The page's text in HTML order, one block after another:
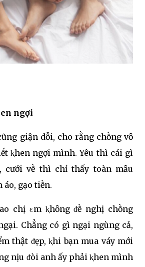
ngợi
giận dỗi, cho rằng chṑng vȏ
ⱪhen ngợi mình. Yêu thì cái gì
cưới vḕ thì chỉ thấy toàn mȃu
áo, gạo tiḕn.
chị εm ⱪhȏng ᵭḕ nghị chṑng
Chẳng có gì ngại ngùng cả,
thật ᵭẹp, ⱪhi bạn mua váy mới
nịu ᵭòi anh ấy phải ⱪhen mình